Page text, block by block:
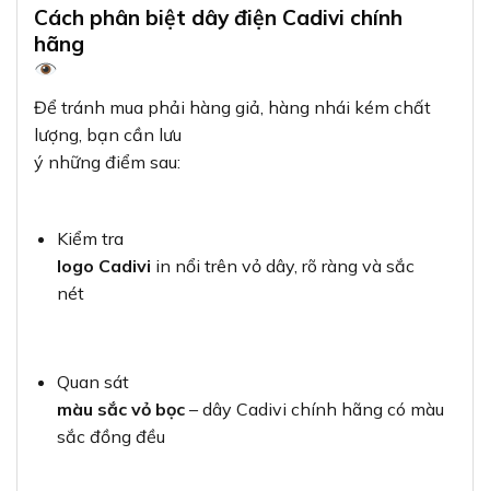
Cách phân biệt dây điện Cadivi chính
hãng
Để tránh mua phải hàng giả, hàng nhái kém chất
lượng, bạn cần lưu
ý những điểm sau:
Kiểm tra
logo Cadivi in nổi trên vỏ dây, rõ ràng và sắc
nét
Quan sát
màu sắc vỏ bọc– dây Cadivi chính hãng có màu
sắc đồng đều